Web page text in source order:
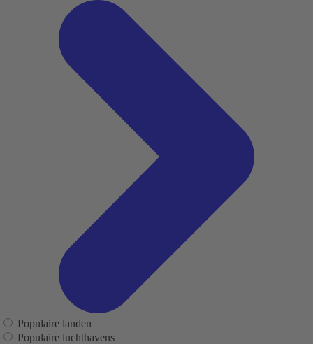
Populaire landen
Populaire luchthavens